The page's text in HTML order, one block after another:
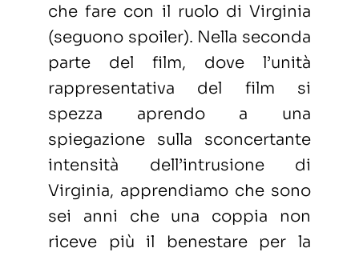
che fare con il ruolo di Virginia
(seguono spoiler). Nella seconda
parte del film, dove l’unità
rappresentativa del film si
spezza aprendo a una
spiegazione sulla sconcertante
intensità dell’intrusione di
Virginia, apprendiamo che sono
sei anni che una coppia non
riceve più il benestare per la